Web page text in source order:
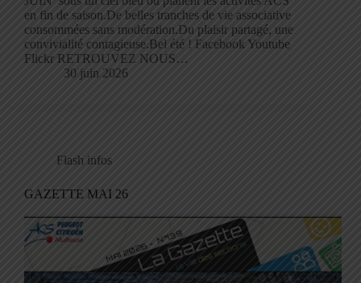
en fin de saison.De belles tranches de vie associative
consommées sans modération.Du plaisir partagé, une
convivialité contagieuse.Bel été ! Facebook Youtube
Flickr RETROUVEZ NOUS…
30 juin 2026
Flash infos
GAZETTE MAI 26